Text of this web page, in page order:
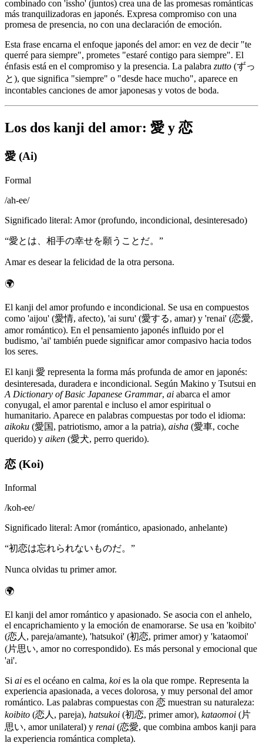
combinado con 'issho' (juntos) crea una de las promesas románticas
más tranquilizadoras en japonés. Expresa compromiso con una
promesa de presencia, no con una declaración de emoción.
Esta frase encarna el enfoque japonés del amor: en vez de decir "te
querré para siempre", prometes "estaré contigo para siempre". El
énfasis está en el compromiso y la presencia. La palabra zutto (ずっ
と), que significa "siempre" o "desde hace mucho", aparece en
incontables canciones de amor japonesas y votos de boda.
Los dos kanji del amor: 愛 y 恋
愛 (Ai)
Formal
/ah-ee/
Significado literal: Amor (profundo, incondicional, desinteresado)
“愛とは、相手の幸せを願うことだ。 ”
Amar es desear la felicidad de la otra persona.
🌍
El kanji del amor profundo e incondicional. Se usa en compuestos
como 'aijou' (愛情, afecto), 'ai suru' (愛する, amar) y 'renai' (恋愛,
amor romántico). En el pensamiento japonés influido por el
budismo, 'ai' también puede significar amor compasivo hacia todos
los seres.
El kanji 愛 representa la forma más profunda de amor en japonés:
desinteresada, duradera e incondicional. Según Makino y Tsutsui en
A Dictionary of Basic Japanese Grammar, ai abarca el amor
conyugal, el amor parental e incluso el amor espiritual o
humanitario. Aparece en palabras compuestas por todo el idioma:
aikoku (愛国, patriotismo, amor a la patria), aisha (愛車, coche
querido) y aiken (愛犬, perro querido).
恋 (Koi)
Informal
/koh-ee/
Significado literal: Amor (romántico, apasionado, anhelante)
“初恋は忘れられないものだ。 ”
Nunca olvidas tu primer amor.
🌍
El kanji del amor romántico y apasionado. Se asocia con el anhelo,
el encaprichamiento y la emoción de enamorarse. Se usa en 'koibito'
(恋人, pareja/amante), 'hatsukoi' (初恋, primer amor) y 'kataomoi'
(片思い, amor no correspondido). Es más personal y emocional que
'ai'.
Si ai es el océano en calma, koi es la ola que rompe. Representa la
experiencia apasionada, a veces dolorosa, y muy personal del amor
romántico. Las palabras compuestas con 恋 muestran su naturaleza:
koibito (恋人, pareja), hatsukoi (初恋, primer amor), kataomoi (片
思い, amor unilateral) y renai (恋愛, que combina ambos kanji para
la experiencia romántica completa).